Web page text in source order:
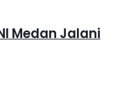
Medan Jalani